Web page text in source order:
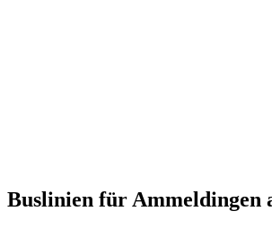
Buslinien für Ammeldingen